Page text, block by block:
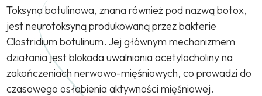
Toksyna botulinowa, znana również pod nazwą botox,
jest neurotoksyną produkowaną przez bakterie
Clostridium botulinum. Jej głównym mechanizmem
działania jest blokada uwalniania acetylocholiny na
zakończeniach nerwowo-mięśniowych, co prowadzi do
czasowego osłabienia aktywności mięśniowej.